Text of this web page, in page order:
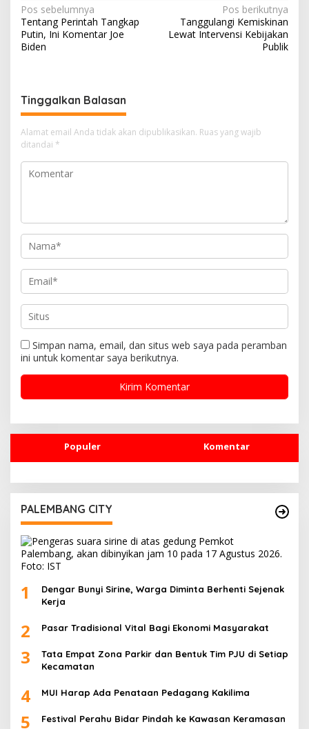
N
a
v
a
s
i
p
Pos sebelumnya
Tentang Perintah Tangkap
Putin, Ini Komentar Joe
Biden
Pos berikutnya
Tanggulangi Kemiskinan
Lewat Intervensi Kebijakan
Publik
Tinggalkan Balasan
Alamat email Anda tidak akan dipublikasikan. Ruas yang wajib
ditandai *
Simpan nama, email, dan situs web saya pada peramban
ini untuk komentar saya berikutnya.
Populer Komentar
PALEMBANG CITY
1
Dengar Bunyi Sirine, Warga Diminta Berhenti Sejenak
Kerja
2 Pasar Tradisional Vital Bagi Ekonomi Masyarakat
3
Tata Empat Zona Parkir dan Bentuk Tim PJU di Setiap
Kecamatan
4 MUI Harap Ada Penataan Pedagang Kakilima
5 Festival Perahu Bidar Pindah ke Kawasan Keramasan